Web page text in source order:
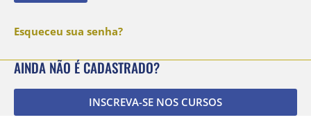
Esqueceu sua senha?
AINDA NÃO É CADASTRADO?
INSCREVA-SE NOS CURSOS